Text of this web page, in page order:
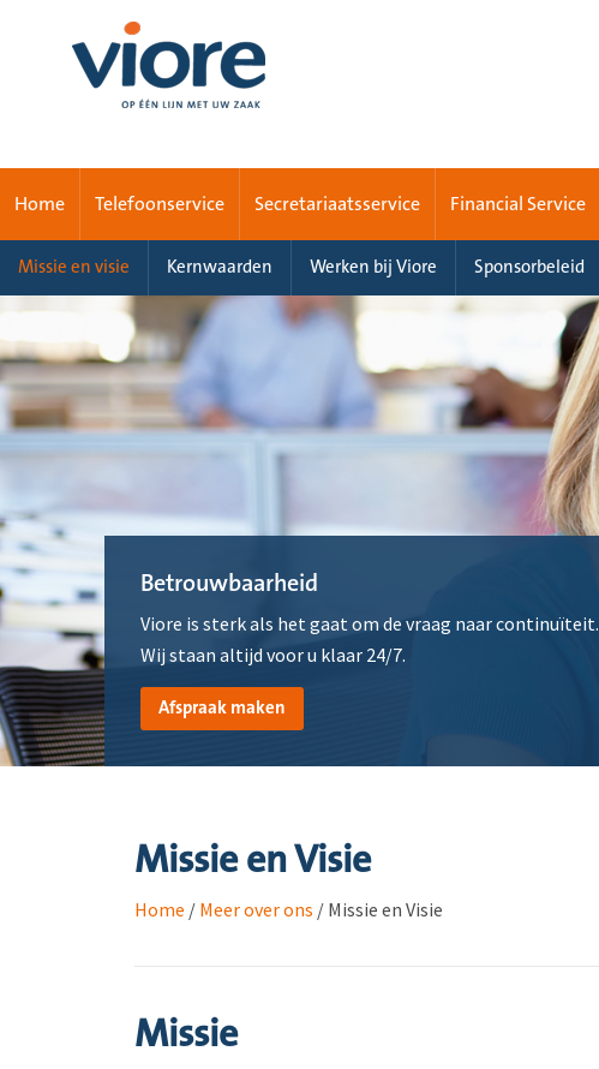
Home Telefoonservice Secretariaatsservice Financial Service
Missie en visie Kernwaarden Werken bij Viore Sponsorbeleid
Betrouwbaarheid
Viore is sterk als het gaat om de vraag naar continuïteit.
Wij staan altijd voor u klaar 24/7.
Afspraak maken
Missie en Visie
Home / Meer over ons / Missie en Visie
Missie